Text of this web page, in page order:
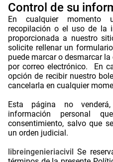
Control de su
En cualquier momento
recopilación o el uso de la
proporcionada a nuestro
solicite rellenar un
puede marcar o desmarcar
por correo electrónico. En
opción de recibir nuestro
cancelarla en cualquier
Esta página no
información personal
consentimiento, salvo que
un orden judicial.
libreingenieriacivil Se